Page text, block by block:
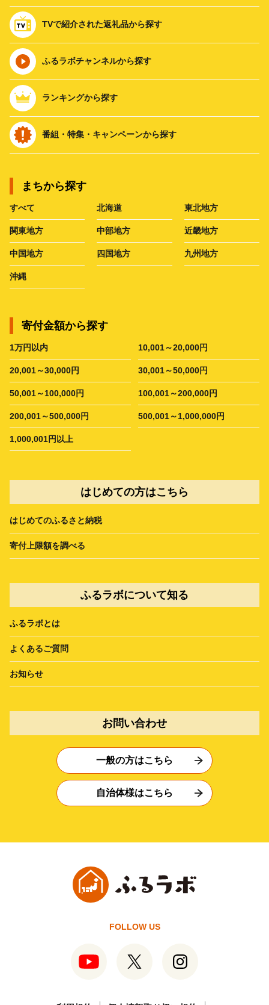
TVで紹介された返礼品から探す
ふるラボチャンネルから探す
ランキングから探す
番組・特集・キャンペーンから探す
まちから探す
すべて 北海道 東北地方
関東地方 中部地方 近畿地方
中国地方 四国地方 九州地方
沖縄
寄付金額から探す
1万円以内 10,001～20,000円
20,001～30,000円 30,001～50,000円
50,001～100,000円 100,001～200,000円
200,001～500,000円 500,001～1,000,000円
1,000,001円以上
はじめての方はこちら
はじめてのふるさと納税
寄付上限額を調べる
ふるラボについて知る
ふるラボとは
よくあるご質問
お知らせ
お問い合わせ
一般の方はこちら
自治体様はこちら
FOLLOW US